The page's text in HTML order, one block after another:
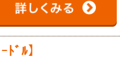
ﾄﾞﾙ】